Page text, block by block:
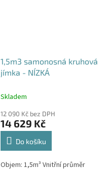
1,5m3 samonosná kruhová
jímka - NÍZKÁ
Skladem
12 090 Kč bez DPH
14 629 Kč
Do košíku
Objem: 1,5m³ Vnitřní průměr